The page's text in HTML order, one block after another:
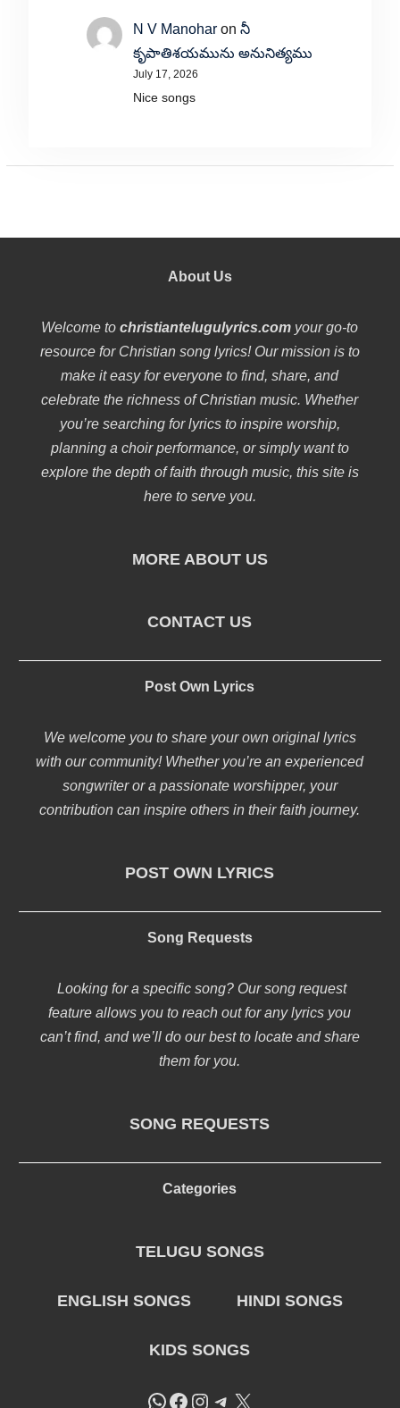
N V Manoharon నీ
కృపాతిశయమును అనునిత్యము
July 17, 2026
Nice songs
About Us
Welcome tochristiantelugulyrics.com your go-to
resource for Christian song lyrics! Our mission is to
make it easy for everyone to find, share, and
celebrate the richness of Christian music. Whether
you’re searching for lyrics to inspire worship,
planning a choir performance, or simply want to
explore the depth of faith through music, this site is
here to serve you.
MORE ABOUT US
CONTACT US
Post Own Lyrics
We welcome you to share your own original lyrics
with our community! Whether you’re an experienced
songwriter or a passionate worshipper, your
contribution can inspire others in their faith journey.
POST OWN LYRICS
Song Requests
Looking for a specific song? Our song request
feature allows you to reach out for any lyrics you
can’t find, and we’ll do our best to locate and share
them for you.
SONG REQUESTS
Categories
TELUGU SONGS
ENGLISH SONGS HINDI SONGS
KIDS SONGS
WhatsApp
Facebook
Instagram
Telegram
X